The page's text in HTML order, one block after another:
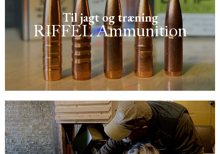
Til jagt og træning
RIFFEL Ammunition
Find din riffelammunition her - til jagt og træning